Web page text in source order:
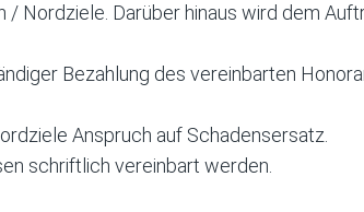
Nordziele. Darüber hinaus wird dem
Bezahlung des vereinbarten
Anspruch auf Schadensersatz.
schriftlich vereinbart werden.